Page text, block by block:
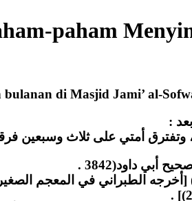
paham
di Masjid Jami’ al-
:
أمتي على ثلاث وسبعين فرقة